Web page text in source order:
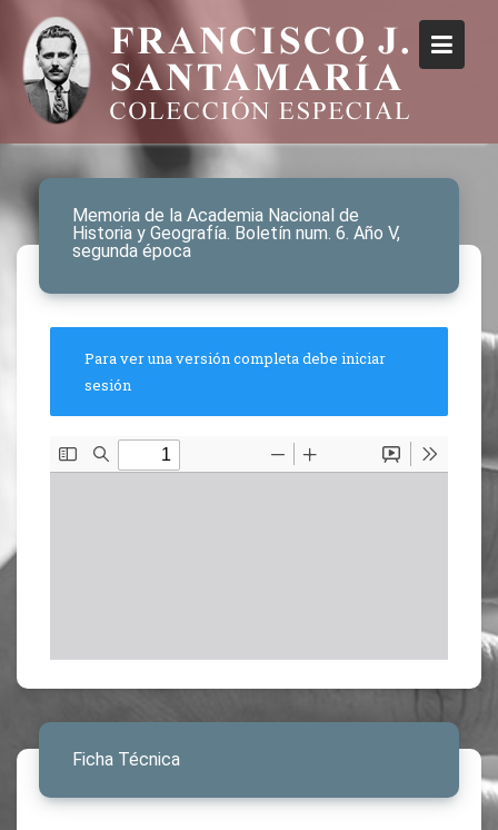
Memoria de la Academia Nacional de
Historia y Geografía. Boletín num. 6. Año V,
segunda época
Para ver una versión completa debe iniciar
sesión
Ficha Técnica